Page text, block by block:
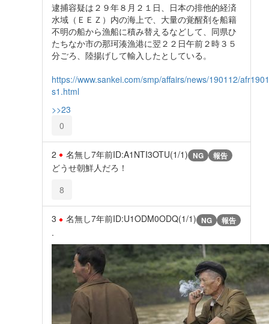
逮捕容疑は２９年８月２１日、日本の排他的経済
水域（ＥＥＺ）内の海上で、大量の覚醒剤を船籍
不明の船から漁船に積み替えるなどして、同県ひ
たちなか市の那珂湊漁港に翌２２日午前２時３５
分ごろ、陸揚げして輸入したとしている。
https://www.sankei.com/smp/affairs/news/190112/
s1.html
>>23
0
2 名無し7年前ID:A1NTI3OTU(1/1) NG 報告
どうせ朝鮮人だろ！
8
3 名無し7年前ID:U1ODM0ODQ(1/1) NG 報告
.